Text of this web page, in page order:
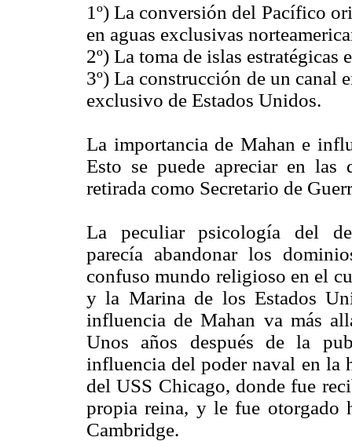
1º) La conversión del Pacífico
en aguas exclusivas
2º) La toma de islas estratégicas
3º) La construcción de un canal
exclusivo de Estados Unidos.
La importancia de Mahan e
Esto se puede apreciar en las
retirada como Secretario de
La peculiar psicología del
parecía abandonar los
confuso mundo religioso en el
y la Marina de los Estados
influencia de Mahan va más
Unos años después de la
influencia del poder naval en la
del USS Chicago, donde fue
propia reina, y le fue
Cambridge.